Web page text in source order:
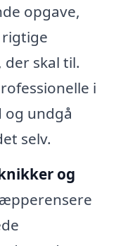
opgave,
skal til.
i
og undgå
selv.
og